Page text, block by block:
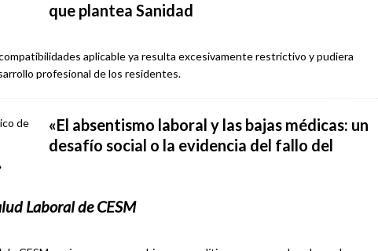
que plantea Sanidad
aplicable ya resulta excesivamente restrictivo y pudiera
profesional de los residentes.
«El absentismo laboral y las bajas médicas: un
desafío social o la evidencia del fallo del
Laboral de CESM